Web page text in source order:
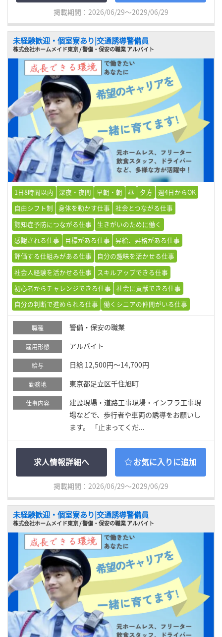
掲載期間：2026/06/29～2029/06/29
未経験歓迎・個室寮あり|交通誘導警備員
株式会社ホームメイド東京 / 警備・保安の職業 アルバイト
1日8時間以内 深夜・夜間 早朝・朝 昼 夕方
週4日からOK
自由シフト制
身体を動かす仕事
社会とつながる仕事
認知症予防につながる仕事
生きがいのために働く
感謝される仕事
目標がある仕事
昇給、昇格がある仕事
評価する仕組みがある仕事
自分の趣味を活かせる仕事
社会人経験を活かせる仕事
スキルアップできる仕事
初心者からチャレンジできる仕事
社会に貢献できる仕事
自分の判断で進められる仕事
働くシニアの仲間がいる仕事
職種 警備・保安の職業
雇用形態 アルバイト
給与 日給 12,500円～14,700円
勤務地 東京都足立区千住旭町
仕事内容
建設現場・道路工事現場・インフラ工事現
場などで、歩行者や車両の誘導をお願いし
ます。 「止まってくだ...
求人情報詳細へ お気に入りに追加
掲載期間：2026/06/29～2029/06/29
未経験歓迎・個室寮あり|交通誘導警備員
株式会社ホームメイド東京 / 警備・保安の職業 アルバイト